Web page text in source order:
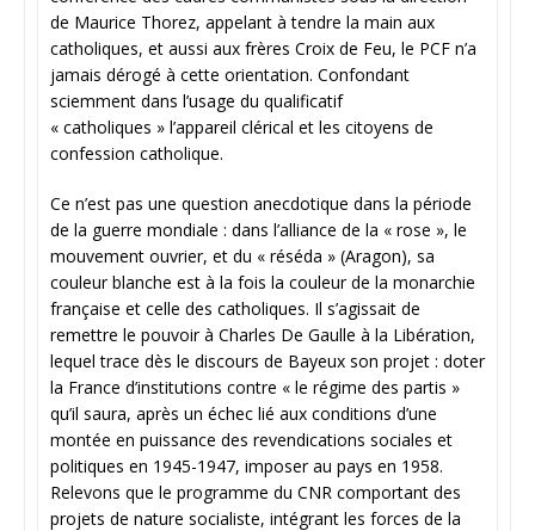
de Maurice Thorez, appelant à tendre la main aux
catholiques, et aussi aux frères Croix de Feu, le PCF n’a
jamais dérogé à cette orientation. Confondant
sciemment dans l’usage du qualificatif
« catholiques » l’appareil clérical et les citoyens de
confession catholique.
Ce n’est pas une question anecdotique dans la période
de la guerre mondiale : dans l’alliance de la « rose », le
mouvement ouvrier, et du « réséda » (Aragon), sa
couleur blanche est à la fois la couleur de la monarchie
française et celle des catholiques. Il s’agissait de
remettre le pouvoir à Charles De Gaulle à la Libération,
lequel trace dès le discours de Bayeux son projet : doter
la France d’institutions contre « le régime des partis »
qu’il saura, après un échec lié aux conditions d’une
montée en puissance des revendications sociales et
politiques en 1945-1947, imposer au pays en 1958.
Relevons que le programme du CNR comportant des
projets de nature socialiste, intégrant les forces de la